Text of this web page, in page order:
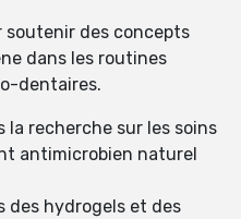
soutenir des concepts
dans les routines
dentaires.
la recherche sur les soins
antimicrobien naturel
des hydrogels et des